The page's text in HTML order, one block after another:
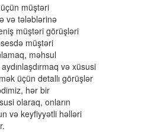
müştəri
və tələblərinə
müştəri görüşləri
müştəri
məhsul
və xüsusi
üçün detallı görüşlər
hər bir
olaraq, onların
və keyfiyyətli həlləri